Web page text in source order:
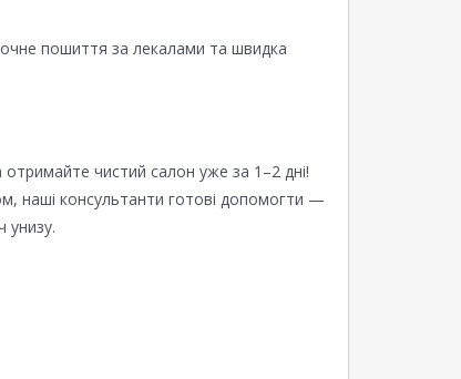
пошиття за лекалами та швидка
отримайте чистий салон уже за 1–2 дні!
наші консультанти готові допомогти —
унизу.